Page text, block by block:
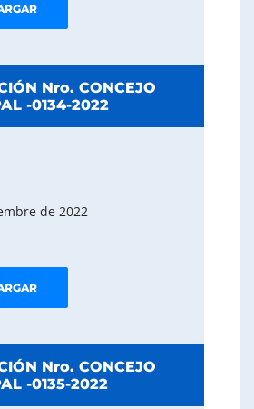
Nro. CONCEJO
-0134-2022
de 2022
Nro. CONCEJO
-0135-2022